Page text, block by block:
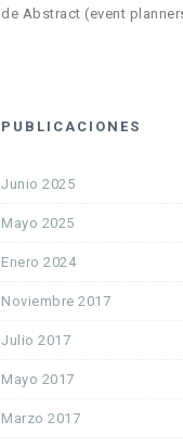
de Abstract (event
PUBLICACIONES
Junio 2025
Mayo 2025
Enero 2024
Noviembre 2017
Julio 2017
Mayo 2017
Marzo 2017